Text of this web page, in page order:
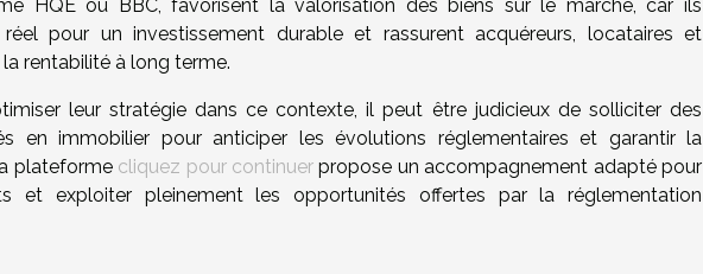
HQE ou BBC, favorisent la valorisation des biens sur le marché, car ils
pour un investissement durable et rassurent acquéreurs, locataires et
rentabilité à long terme.
leur stratégie dans ce contexte, il peut être judicieux de solliciter des
en immobilier pour anticiper les évolutions réglementaires et garantir la
plateforme cliquez pour continuerpropose un accompagnement adapté pour
et exploiter pleinement les opportunités offertes par la réglementation